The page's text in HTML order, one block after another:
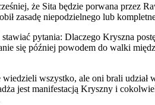
że Sita będzie porwana przez
zasadę niepodzielnego lub
pytania: Dlaczego Kryszna
się później powodem do walki
wiedzieli wszystko, ale oni brali
jest manifestacją Kryszny i